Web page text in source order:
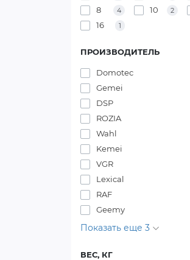
8 4 10 2
16 1
ПРОИЗВОДИТЕЛЬ
Domotec
Gemei
DSP
ROZIA
Wahl
Kemei
VGR
Lexical
RAF
Geemy
Показать еще 3
ВЕС, КГ